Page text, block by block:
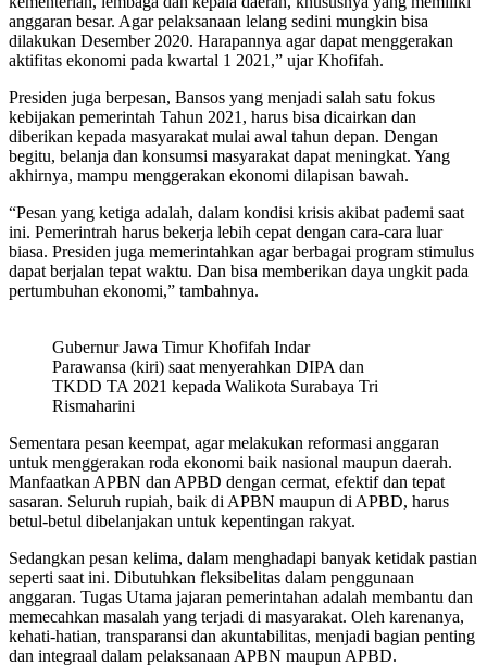
anggaran besar. Agar pelaksanaan lelang sedini mungkin bisa
dilakukan Desember 2020. Harapannya agar dapat menggerakan
aktifitas ekonomi pada kwartal 1 2021,” ujar Khofifah.
Presiden juga berpesan, Bansos yang menjadi salah satu fokus
kebijakan pemerintah Tahun 2021, harus bisa dicairkan dan
diberikan kepada masyarakat mulai awal tahun depan. Dengan
begitu, belanja dan konsumsi masyarakat dapat meningkat. Yang
akhirnya, mampu menggerakan ekonomi dilapisan bawah.
“Pesan yang ketiga adalah, dalam kondisi krisis akibat pademi saat
ini. Pemerintrah harus bekerja lebih cepat dengan cara-cara luar
biasa. Presiden juga memerintahkan agar berbagai program stimulus
dapat berjalan tepat waktu. Dan bisa memberikan daya ungkit pada
pertumbuhan ekonomi,” tambahnya.
Gubernur Jawa Timur Khofifah Indar
Parawansa (kiri) saat menyerahkan DIPA dan
TKDD TA 2021 kepada Walikota Surabaya Tri
Rismaharini
Sementara pesan keempat, agar melakukan reformasi anggaran
untuk menggerakan roda ekonomi baik nasional maupun daerah.
Manfaatkan APBN dan APBD dengan cermat, efektif dan tepat
sasaran. Seluruh rupiah, baik di APBN maupun di APBD, harus
betul-betul dibelanjakan untuk kepentingan rakyat.
Sedangkan pesan kelima, dalam menghadapi banyak ketidak pastian
seperti saat ini. Dibutuhkan fleksibelitas dalam penggunaan
anggaran. Tugas Utama jajaran pemerintahan adalah membantu dan
memecahkan masalah yang terjadi di masyarakat. Oleh karenanya,
kehati-hatian, transparansi dan akuntabilitas, menjadi bagian penting
dan integraal dalam pelaksanaan APBN maupun APBD.